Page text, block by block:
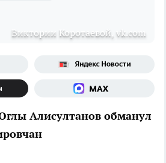
Виктории Коротаевой, vk.com
Алисултанов обманул